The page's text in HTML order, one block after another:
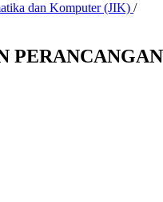
dan Komputer (JIK) /